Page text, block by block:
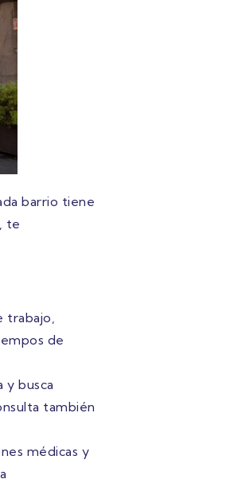
barrio tiene
te
trabajo,
de
y busca
también
médicas y